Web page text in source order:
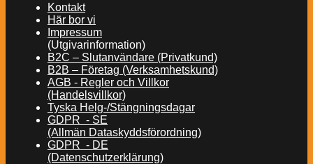
Kontakt
Här bor vi
Impressum
(Utgivarinformation)
B2C – Slutanvändare (Privatkund)
B2B – Företag (Verksamhetskund)
AGB - Regler och Villkor
(Handelsvillkor)
Tyska Helg-/Stängningsdagar
GDPR - SE
(Allmän Dataskyddsförordning)
GDPR - DE
(Datenschutzerklärung)